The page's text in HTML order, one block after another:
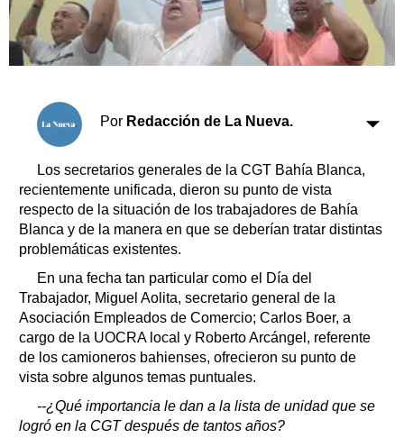
El tiempo
Cartón Lleno
Fúnebres
Horóscopo
Suplementos
Servicios
Farmacias
Transportes
Loterías
Datos Útiles
Edictos
Teléfonos de urgencia
Por Redacción de La Nueva.
Los secretarios generales de la CGT Bahía Blanca,
recientemente unificada, dieron su punto de vista
respecto de la situación de los trabajadores de Bahía
Blanca y de la manera en que se deberían tratar distintas
problemáticas existentes.
En una fecha tan particular como el Día del
Trabajador, Miguel Aolita, secretario general de la
Asociación Empleados de Comercio; Carlos Boer, a
cargo de la UOCRA local y Roberto Arcángel, referente
de los camioneros bahienses, ofrecieron su punto de
vista sobre algunos temas puntuales.
--¿Qué importancia le dan a la lista de unidad que se
logró en la CGT después de tantos años?